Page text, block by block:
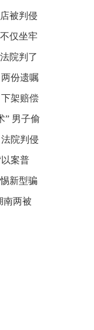
被判侵
仅坐牢
院判了
份遗嘱
架赔偿
” 男子偷
院判侵
案普
新型骗
南两被